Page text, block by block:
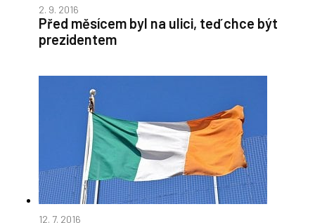
2. 9. 2016
Před měsícem byl na ulici, teď chce být
prezidentem
12. 7. 2016